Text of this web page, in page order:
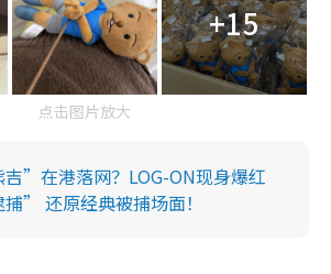
+15
点击图片放大
”在港落网？LOG-ON现身爆红
” 还原经典被捕场面！